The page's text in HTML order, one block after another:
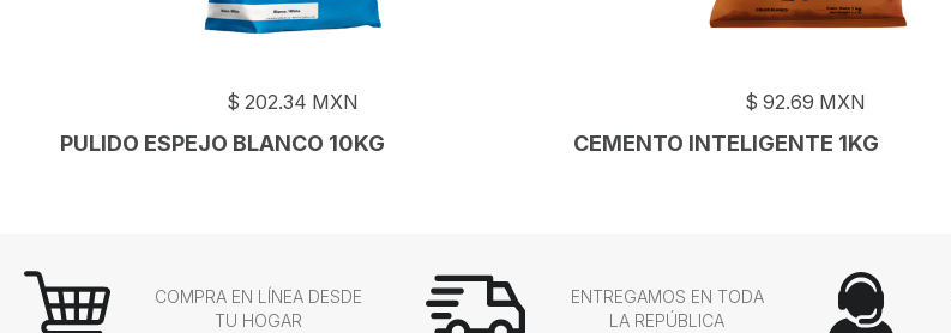
$ 202.34 MXN
PULIDO ESPEJO BLANCO 10KG
$ 92.69 MXN
CEMENTO INTELIGENTE 1KG
COMPRA EN LÍNEA DESDE
TU HOGAR
ENTREGAMOS EN TODA
LA REPÚBLICA